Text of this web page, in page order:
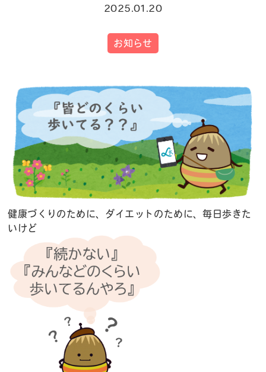
2025.01.20
お知らせ
健康づくりのために、ダイエットのために、毎日歩きた
いけど